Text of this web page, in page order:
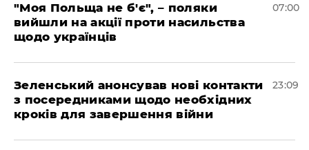
"Моя Польща не б'є", – поляки
вийшли на акції проти насильства
щодо українців
07:00
Зеленський анонсував нові контакти
з посередниками щодо необхідних
кроків для завершення війни
23:09